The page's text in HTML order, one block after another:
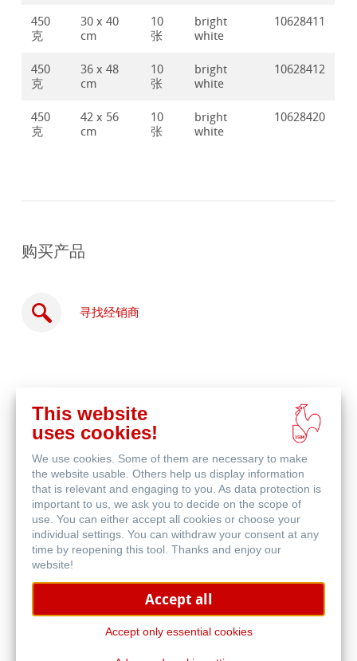
450
克
30 x 40
cm
10
张
bright
white
10628411
450
克
36 x 48
cm
10
张
bright
white
10628412
450
克
42 x 56
cm
10
张
bright
white
10628420
购买产品
寻找经销商
线
购
买
This website
uses cookies!
We use cookies. Some of them are necessary to make
the website usable. Others help us display information
that is relevant and engaging to you. As data protection is
important to us, we ask you to decide on the scope of
use. You can either accept all cookies or choose your
individual settings. You can withdraw your consent at any
time by reopening this tool. Thanks and enjoy our
website!
Accept all
Accept only essential cookies